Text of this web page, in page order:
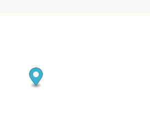
этом очень простой, знакомый
разговор о детстве, а еще - о